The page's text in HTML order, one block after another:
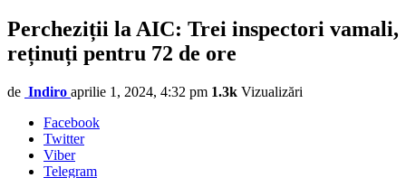
Percheziții la AIC: Trei inspectori vamali,
reținuți pentru 72 de ore
de Indiro aprilie 1, 2024, 4:32 pm 1.3k Vizualizări
Facebook
Twitter
Viber
Telegram